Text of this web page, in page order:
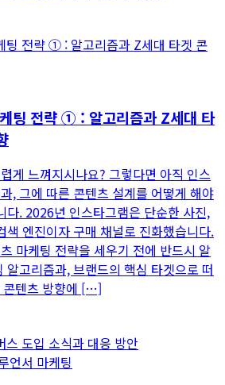
팅 전략 ① : 알고리즘과 Z세대 타
게 느껴지시나요? 그렇다면 아직 인스
, 그에 따른 콘텐츠 설계를 어떻게 해야
다. 2026년 인스타그램은 단순한 사진,
색 엔진이자 구매 채널로 진화했습니다.
마케팅 전략을 세우기 전에 반드시 알
알고리즘과, 브랜드의 핵심 타겟으로 떠
콘텐츠 방향에 […]
언서 마케팅